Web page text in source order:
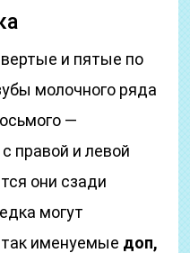
и пятые по
молочного ряда
—
правой и левой
они сзади
могут
так именуемые доп,